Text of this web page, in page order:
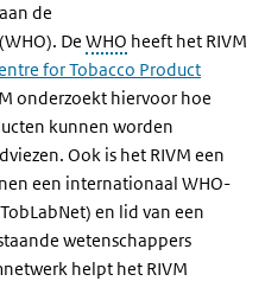
de
De WHO heeft het RIVM
for Tobacco Product
onderzoekt hiervoor hoe
kunnen worden
Ook is het RIVM een
een internationaal WHO-
en lid van een
wetenschappers
helpt het RIVM